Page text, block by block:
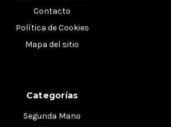
Contacto
Política de Cookies
Mapa del sitio
Categorías
Segunda Mano